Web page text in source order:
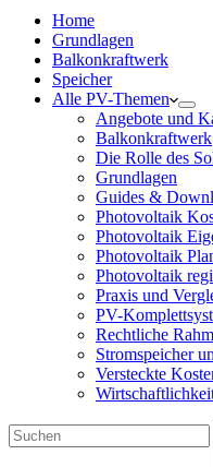
Home
Grundlagen
Balkonkraftwerk
Speicher
Alle PV-Themen
Angebote und
Balkonkraftwerk
Die Rolle des
Grundlagen
Guides &
Photovoltaik
Photovoltaik
Photovoltaik
Photovoltaik
Praxis und
PV-
Rechtliche
Stromspeicher
Versteckte